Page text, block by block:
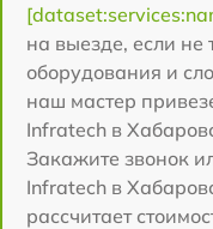
на выезде, если не
оборудования и
наш мастер
Infratech в
Закажите звонок
Infratech в
рассчитает